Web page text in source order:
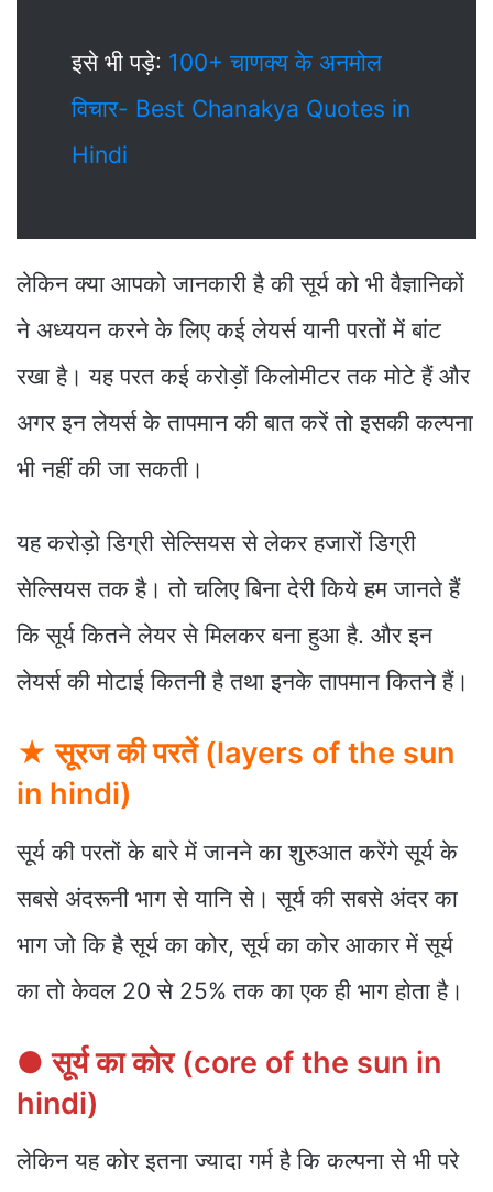
इसे भी पड़े: 100+ चाणक्य के अनमोल
विचार- Best Chanakya Quotes in
Hindi
लेकिन क्या आपको जानकारी है की सूर्य को भी वैज्ञानिकों
ने अध्ययन करने के लिए कई लेयर्स यानी परतों में बांट
रखा है। यह परत कई करोड़ों किलोमीटर तक मोटे हैं और
अगर इन लेयर्स के तापमान की बात करें तो इसकी कल्पना
भी नहीं की जा सकती।
यह करोड़ो डिग्री सेल्सियस से लेकर हजारों डिग्री
सेल्सियस तक है। तो चलिए बिना देरी किये हम जानते हैं
कि सूर्य कितने लेयर से मिलकर बना हुआ है. और इन
लेयर्स की मोटाई कितनी है तथा इनके तापमान कितने हैं।
★ सूरज की परतें (layers of the sun
in hindi)
सूर्य की परतों के बारे में जानने का शुरुआत करेंगे सूर्य के
सबसे अंदरूनी भाग से यानि से। सूर्य की सबसे अंदर का
भाग जो कि है सूर्य का कोर, सूर्य का कोर आकार में सूर्य
का तो केवल 20 से 25% तक का एक ही भाग होता है।
● सूर्य का कोर (core of the sun in
hindi)
लेकिन यह कोर इतना ज्यादा गर्म है कि कल्पना से भी परे